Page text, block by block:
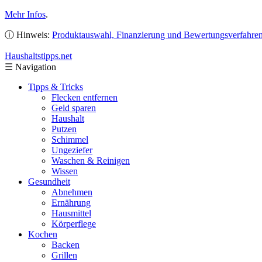
Mehr Infos.
ⓘ Hinweis: Produktauswahl, Finanzierung und
Haushaltstipps.net
☰ Navigation
Tipps & Tricks
Flecken entfernen
Geld sparen
Haushalt
Putzen
Schimmel
Ungeziefer
Waschen & Reinigen
Wissen
Gesundheit
Abnehmen
Ernährung
Hausmittel
Körperflege
Kochen
Backen
Grillen